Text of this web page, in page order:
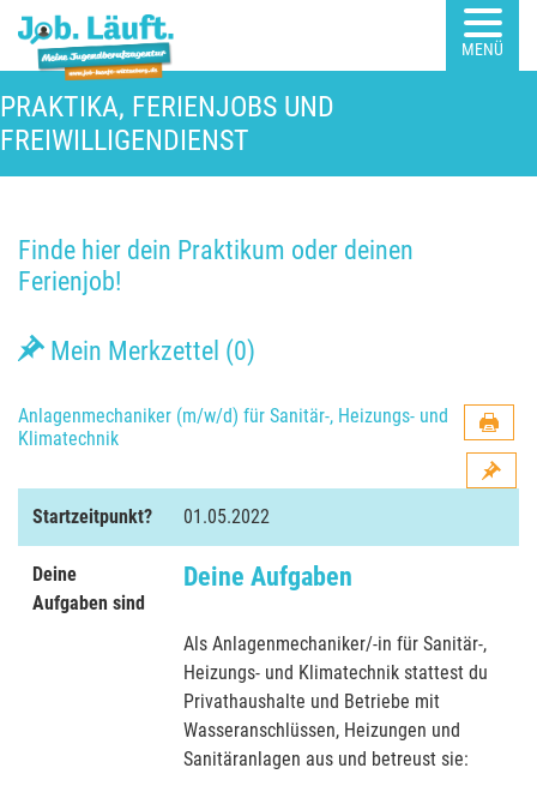
MENÜ
PRAKTIKA, FERIENJOBS UND
FREIWILLIGENDIENST
Finde hier dein Praktikum oder deinen
Ferienjob!
Mein Merkzettel (0)
Anlagenmechaniker (m/w/d) für Sanitär-, Heizungs- und
Klimatechnik
Startzeitpunkt? 01.05.2022
Deine
Aufgaben sind
Deine Aufgaben
Als Anlagenmechaniker/-in für Sanitär-,
Heizungs- und Klimatechnik stattest du
Privathaushalte und Betriebe mit
Wasseranschlüssen, Heizungen und
Sanitäranlagen aus und betreust sie: